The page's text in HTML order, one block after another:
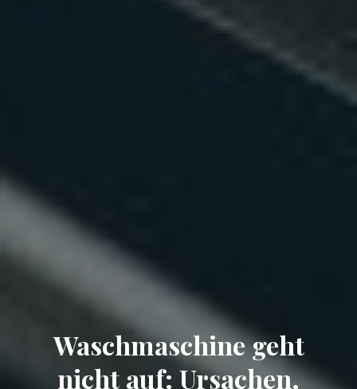
Waschmaschine geht
nicht auf: Ursachen,